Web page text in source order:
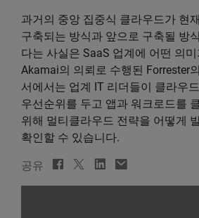
과거의 중앙 집중식 클라우드가 현
구축되는 방식과 앞으로 구축될 방
다는 사실은 SaaS 업계에 어떤 의
Akamai의 의뢰로 수행된 Forrester
서에서는 업계 IT 리더들이 클라우
우선순위를 두고 앱과 워크로드를
위해 멀티클라우드 전략을 어떻게
확인할 수 있습니다.
공유